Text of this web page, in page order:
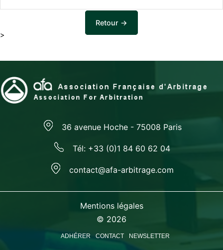
Retour →
>
36 avenue Hoche - 75008 Paris
Tél: +33 (0)1 84 60 62 04
contact@afa-arbitrage.com
Mentions légales
© 2026
ADHÉRER CONTACT NEWSLETTER